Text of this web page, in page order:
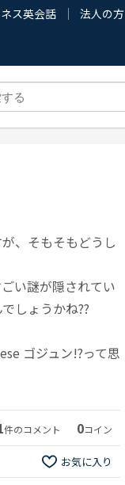
ス英会話 法人の方
、そもそもどうし
い謎が隠されてい
しょうかね??
ゴジュン!?って思
件のコメント 0コイン
お気に入り